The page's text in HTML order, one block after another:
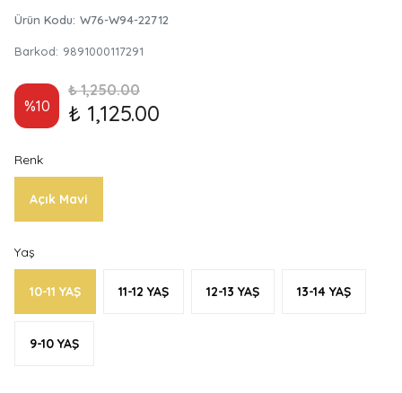
Ürün Kodu: W76-W94-22712
Barkod: 9891000117291
%10
₺ 1,250.00
₺ 1,125.00
Renk
Açık Mavi
Yaş
10-11 YAŞ 11-12 YAŞ 12-13 YAŞ 13-14 YAŞ
9-10 YAŞ